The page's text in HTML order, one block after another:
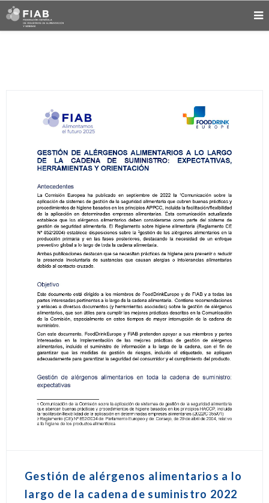
Gestión de alérgenos alimentarios a lo
largo de la cadena de suministro 2022